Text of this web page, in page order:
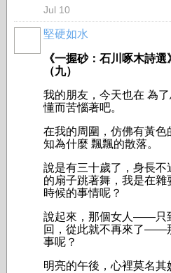
Jul 10
堅硬如水
《一握砂：石川啄木詩
（九）
我的朋友，今天也在 為
懂而苦惱著吧。
在我的周圍，仿佛有黃
知為什麼 飄飄的散落。
說是有三十歲了，身長
的扇子跳著舞，我是在
時候的事情呢？
說起來，那個女人——只
回，從此就不再來了——
事呢？
明亮的午後，心裡莫名其